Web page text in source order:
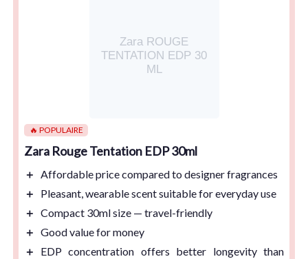
Zara ROUGE
TENTATION EDP 30
ML
🔥 POPULAIRE
Zara Rouge Tentation EDP 30ml
＋ Affordableprice compared to designer fragrances
＋
Pleasant, wearable scent suitable for everyday use
＋ Compact 30mlsize — travel-friendly
＋ Good valuefor money
＋
EDP concentration offers better longevity than